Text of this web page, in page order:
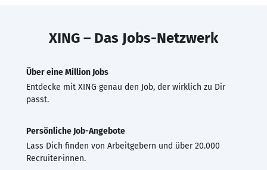
XING – Das Jobs-Netzwerk
Über eine Million Jobs
Entdecke mit XING genau den Job, der wirklich zu Dir
passt.
Persönliche Job-Angebote
Lass Dich finden von Arbeitgebern und über 20.000
Recruiter·innen.